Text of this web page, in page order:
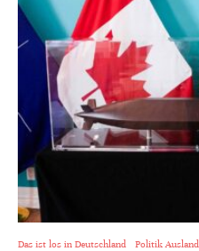
Das ist los in Deutschland Politik Ausland